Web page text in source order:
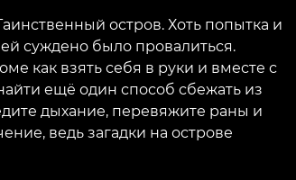
Prophecy
69₽ 47% 449₽
остров. Хоть попытка и
суждено было провалиться.
как взять себя в руки и вместе с
ещё один способ сбежать из
дыхание, перевяжите раны и
ведь загадки на острове